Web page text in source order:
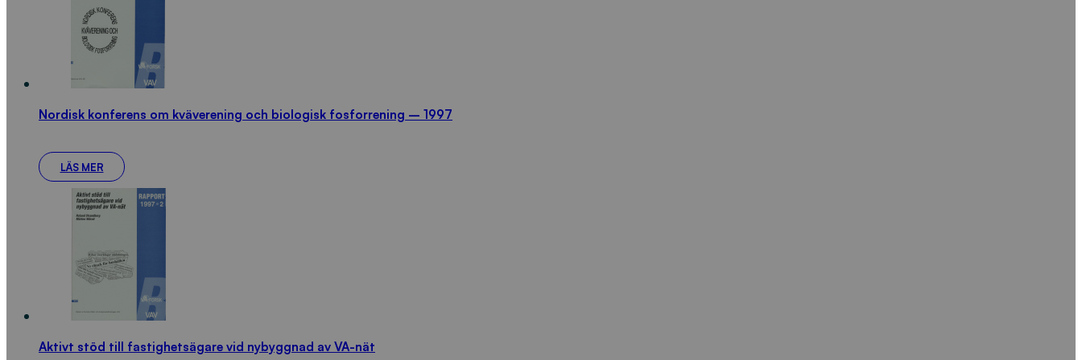
Nordisk konferens om kväverening och biologisk fosforrening – 1997
LÄS MER
Aktivt stöd till fastighetsägare vid nybyggnad av VA-nät